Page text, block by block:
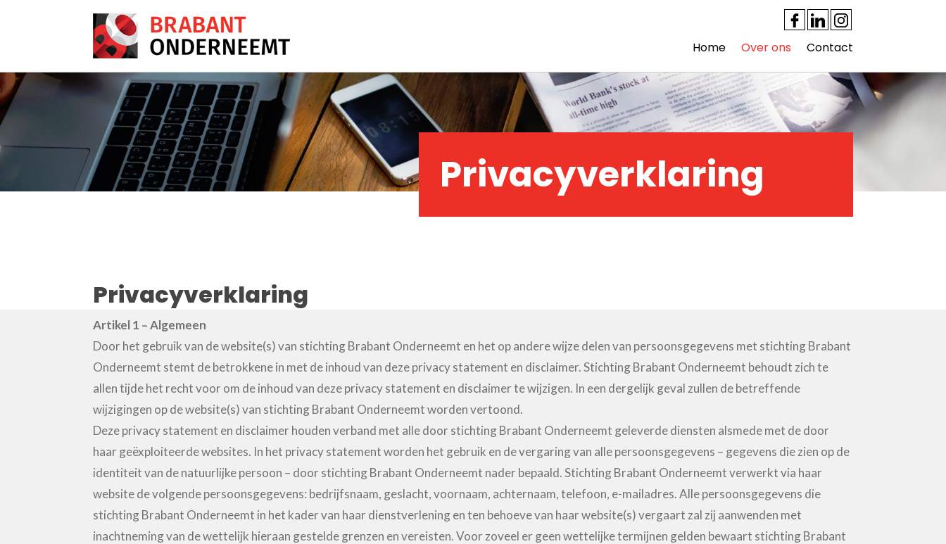
Home Over ons Contact
Privacyverklaring
Privacyverklaring
Artikel 1 – Algemeen
Door het gebruik van de website(s) van stichting Brabant Onderneemt en het op andere wijze delen van persoonsgegevens met stichting Brabant
Onderneemt stemt de betrokkene in met de inhoud van deze privacy statement en disclaimer. Stichting Brabant Onderneemt behoudt zich te
allen tijde het recht voor om de inhoud van deze privacy statement en disclaimer te wijzigen. In een dergelijk geval zullen de betreffende
wijzigingen op de website(s) van stichting Brabant Onderneemt worden vertoond.
Deze privacy statement en disclaimer houden verband met alle door stichting Brabant Onderneemt geleverde diensten alsmede met de door
haar geëxploiteerde websites. In het privacy statement worden het gebruik en de vergaring van alle persoonsgegevens – gegevens die zien op de
identiteit van de natuurlijke persoon – door stichting Brabant Onderneemt nader bepaald. Stichting Brabant Onderneemt verwerkt via haar
website de volgende persoonsgegevens: bedrijfsnaam, geslacht, voornaam, achternaam, telefoon, e-mailadres. Alle persoonsgegevens die
stichting Brabant Onderneemt in het kader van haar dienstverlening en ten behoeve van haar website(s) vergaart zal zij aanwenden met
inachtneming van de wettelijk hieraan gestelde grenzen en vereisten. Voor zoveel er geen wettelijke termijnen gelden bewaart stichting Brabant